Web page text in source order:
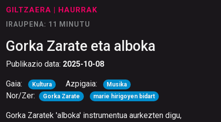
GILTZAERA | HAURRAK
IRAUPENA: 11 MINUTU
Gorka Zarate eta alboka
Publikazio data: 2025-10-08
Gaia: Kultura Azpigaia: Musika
Nor/Zer: Gorka Zarate marie hirigoyen bidart
Gorka Zaratek 'alboka' instrumentua aurkezten digu,